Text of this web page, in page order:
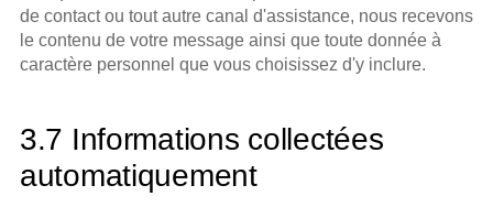
de contact ou tout autre canal d'assistance, nous recevons
le contenu de votre message ainsi que toute donnée à
caractère personnel que vous choisissez d'y inclure.
3.7 Informations collectées
automatiquement